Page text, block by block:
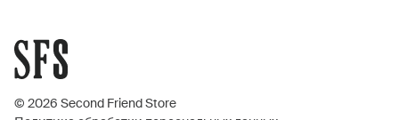
© 2026 Second Friend Store